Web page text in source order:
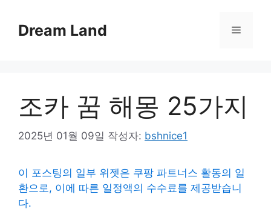
Dream Land 메
조카 꿈 해몽 25가지
2025년 01월 09일 작성자: bshnice1
이 포스팅의 일부 위젯은 쿠팡 파트너스 활동의 일
환으로, 이에 따른 일정액의 수수료를 제공받습니
다.